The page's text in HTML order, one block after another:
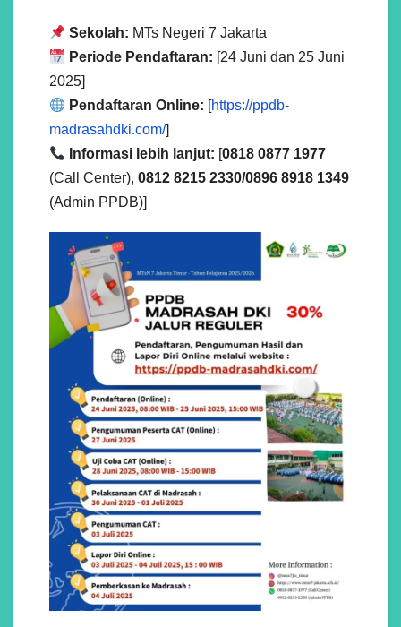
Sekolah: MTs Negeri 7 Jakarta
Periode Pendaftaran: [24 Juni dan 25 Juni
2025]
Pendaftaran Online: [https://ppdb-
madrasahdki.com/]
Informasi lebih lanjut: [0818 0877 1977
(Call Center), 0812 8215 2330/0896 8918 1349
(Admin PPDB)]